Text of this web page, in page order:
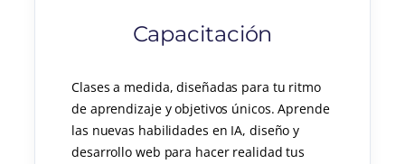
Capacitación
Clases a medida, diseñadas para tu ritmo
de aprendizaje y objetivos únicos. Aprende
las nuevas habilidades en IA, diseño y
desarrollo web para hacer realidad tus